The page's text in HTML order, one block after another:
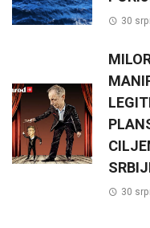
30
30